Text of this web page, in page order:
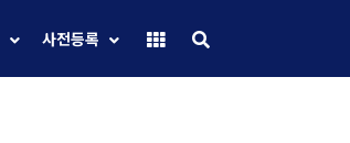
사전등록